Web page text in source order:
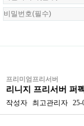
원
로
프리미엄프리서버
리니지 프리서버 퍼
작성자 최고관리자 25-